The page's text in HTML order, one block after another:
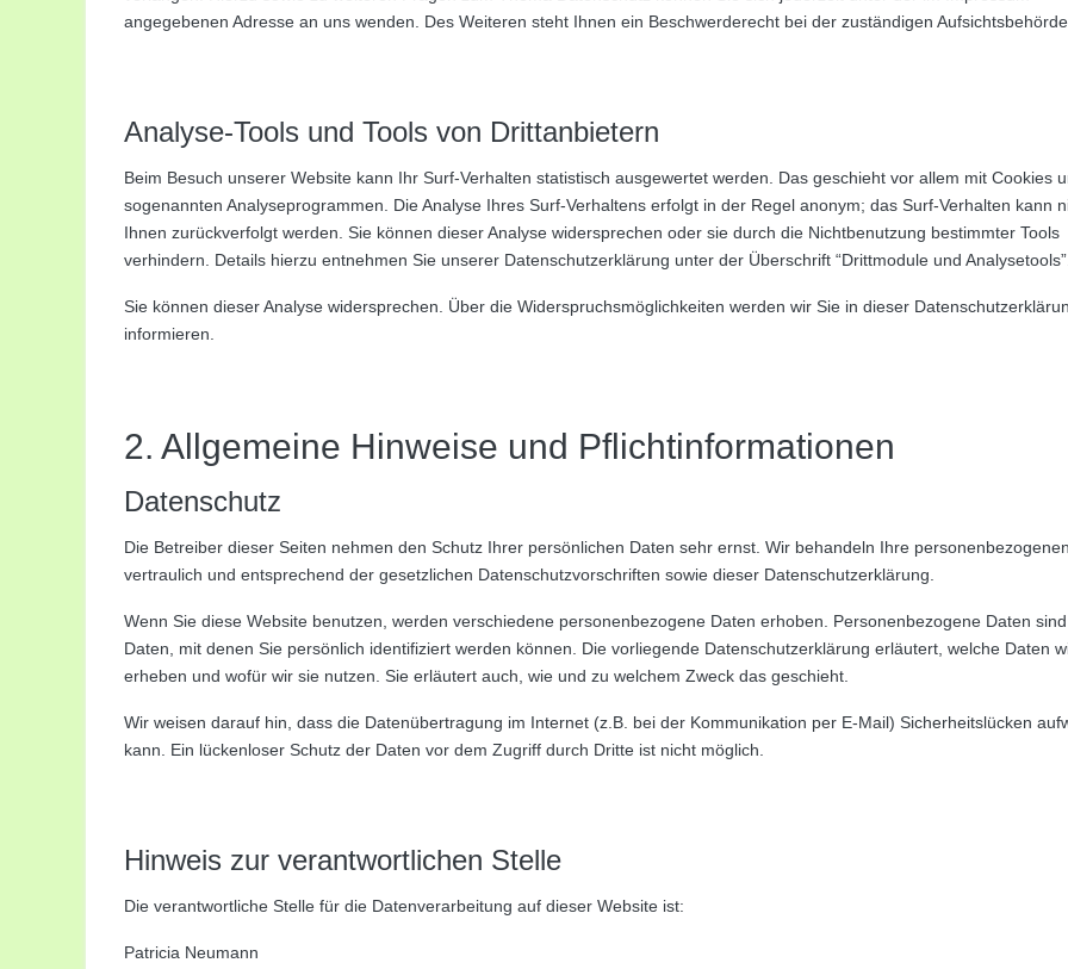
angegebenen Adresse an uns wenden. Des Weiteren steht Ihnen ein Beschwerderecht bei der zuständigen
Analyse-Tools und Tools von Drittanbietern
Beim Besuch unserer Website kann Ihr Surf-Verhalten statistisch ausgewertet werden. Das geschieht vor allem mit Cookies
sogenannten Analyseprogrammen. Die Analyse Ihres Surf-Verhaltens erfolgt in der Regel anonym; das Surf-Verhalten kann
Ihnen zurückverfolgt werden. Sie können dieser Analyse widersprechen oder sie durch die Nichtbenutzung bestimmter Tools
verhindern. Details hierzu entnehmen Sie unserer Datenschutzerklärung unter der Überschrift “Drittmodule und
Sie können dieser Analyse widersprechen. Über die Widerspruchsmöglichkeiten werden wir Sie in dieser
informieren.
2. Allgemeine Hinweise und Pflichtinformationen
Datenschutz
Die Betreiber dieser Seiten nehmen den Schutz Ihrer persönlichen Daten sehr ernst. Wir behandeln Ihre
vertraulich und entsprechend der gesetzlichen Datenschutzvorschriften sowie dieser Datenschutzerklärung.
Wenn Sie diese Website benutzen, werden verschiedene personenbezogene Daten erhoben. Personenbezogene Daten sind
Daten, mit denen Sie persönlich identifiziert werden können. Die vorliegende Datenschutzerklärung erläutert, welche Daten
erheben und wofür wir sie nutzen. Sie erläutert auch, wie und zu welchem Zweck das geschieht.
Wir weisen darauf hin, dass die Datenübertragung im Internet (z.B. bei der Kommunikation per E-Mail) Sicherheitslücken
kann. Ein lückenloser Schutz der Daten vor dem Zugriff durch Dritte ist nicht möglich.
Hinweis zur verantwortlichen Stelle
Die verantwortliche Stelle für die Datenverarbeitung auf dieser Website ist:
Patricia Neumann